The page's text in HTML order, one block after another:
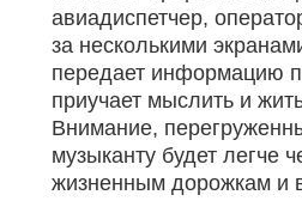
авиадиспетчер,
за несколькими
передает информацию
приучает мыслить и
Внимание,
музыканту будет легче
жизненным дорожкам и